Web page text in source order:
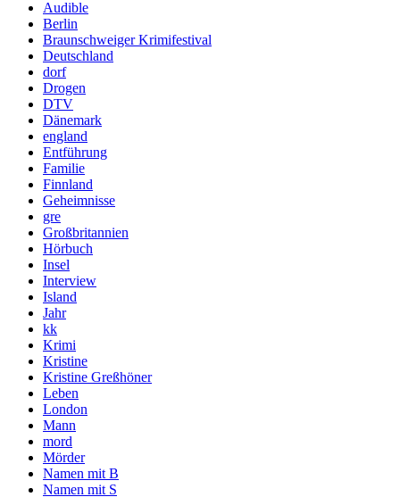
Audible
Berlin
Braunschweiger Krimifestival
Deutschland
dorf
Drogen
DTV
Dänemark
england
Entführung
Familie
Finnland
Geheimnisse
gre
Großbritannien
Hörbuch
Insel
Interview
Island
Jahr
kk
Krimi
Kristine
Kristine Greßhöner
Leben
London
Mann
mord
Mörder
Namen mit B
Namen mit S